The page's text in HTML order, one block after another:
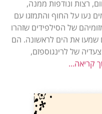
רצות ונודפות ממנה,
נעו על החוף והתמזגו עם
של הסילפידים שזהרו
את הים לראשונה. הם
של לרינגוספזם,
קריאה…